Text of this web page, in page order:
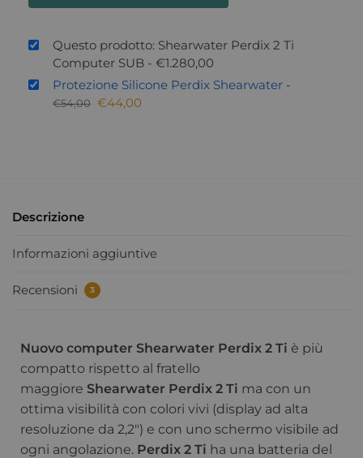
Questo prodotto: Shearwater Perdix 2 Ti
Computer SUB - €1.280,00
Protezione Silicone Perdix Shearwater -
€54,00 €44,00
Descrizione
Informazioni aggiuntive
Recensioni 3
Nuovo computer Shearwater Perdix 2 Ti è più
compatto rispetto al fratello
maggiore Shearwater Perdix 2 Ti ma con un
ottima visibilità con colori vivi (display ad alta
resoluzione da 2,2″) e con uno schermo visibile ad
ogni angolazione. Perdix 2 Ti ha una batteria del